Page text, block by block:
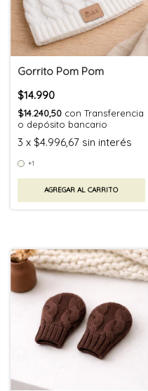
Gorrito Pom Pom
$14.990
$14.240,50 con Transferencia
o depósito bancario
3 x $4.996,67 sin interés
+1
AGREGAR AL CARRITO